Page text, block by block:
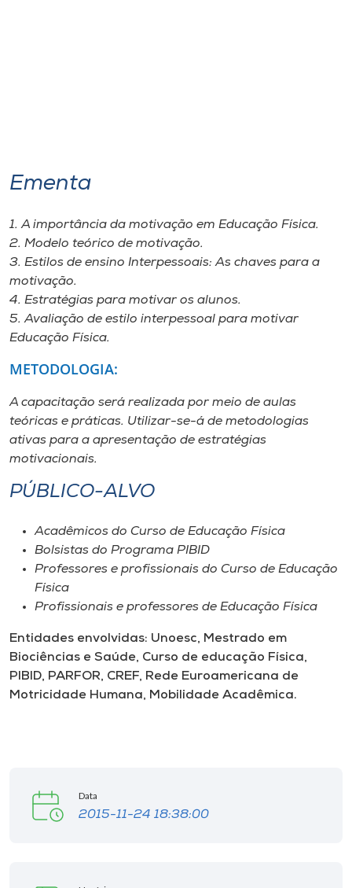
​Ementa
1. A importância da motivação em Educação Física.
2. Modelo teórico de motivação.
3. Estilos de ensino Interpessoais: As chaves para a
motivação.
4. Estratégias para motivar os alunos.
5. Avaliação de estilo interpessoal para motivar
Educação Física.
METODOLOGIA:
A capacitação será realizada por meio de aulas
teóricas e práticas. Utilizar-se-á de metodologias
ativas para a apresentação de estratégias
motivacionais.
PÚBLICO-ALVO
Acadêmicos do Curso de Educação Física
Bolsistas do Programa PIBID
Professores e profissionais do Curso de Educação
Física
Profissionais e professores de Educação Física
Entidades envolvidas: Unoesc, Mestrado em
Biociências e Saúde, Curso de educação Física,
PIBID, PARFOR, CREF, Rede Euroamericana de
Motricidade Humana, Mobilidade Acadêmica.
Data
2015-11-24 18:38:00